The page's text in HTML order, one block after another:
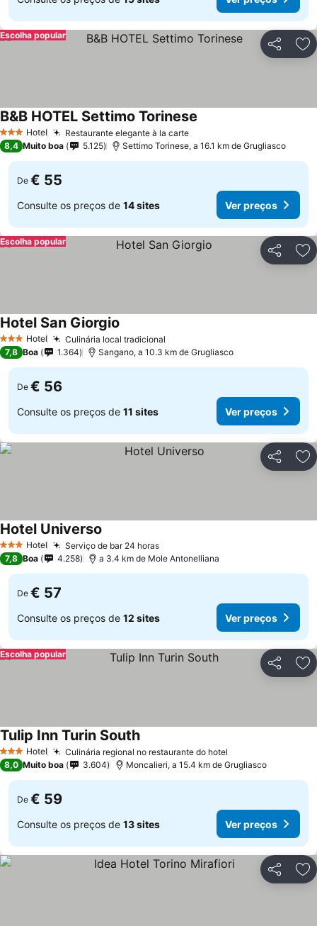
Partilhar
Escolha popular
3 EstrelasHotel Restaurante elegante à la carteVer preços
B&B HOTEL Settimo Torinese
8,4 Muito boa 5.125 Settimo Torinese, a 16.1 km de Grugliasco
De € 55
Consulte os preços de 14 sites Ver preços
Partilhar
Escolha popular
3 EstrelasHotel Culinária local tradicional
Hotel San Giorgio
7,8 Boa 1.364 Sangano, a 10.3 km de Grugliasco
De € 56
Consulte os preços de 11 sites Ver preços
Partilhar
3 EstrelasHotel Serviço de bar 24 horasVer preços
Hotel Universo
7,8 Boa 4.258 a 3.4 km de Mole Antonelliana
De € 57
Consulte os preços de 12 sites Ver preços
Partilhar
Escolha popular
3 EstrelasHotel Culinária regional no restaurante do hotel
Tulip Inn Turin SouthVer preços
8,0 Muito boa 3.604 Moncalieri, a 15.4 km de Grugliasco
De € 59
Consulte os preços de 13 sites Ver preços
Partilhar